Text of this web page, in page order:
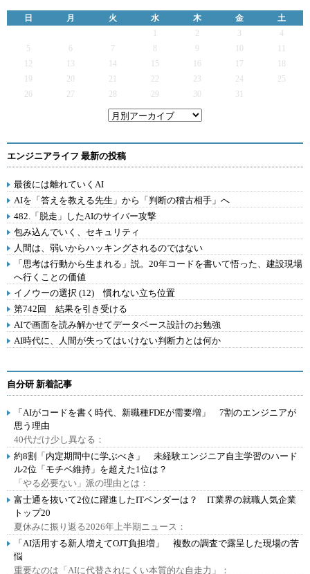
日 月 火 水 木 金
土
2 3
4
5
6 7 9
12
13 14 15 16 17
19
20 21 22 23 24
25
26
27 28 29 30 31
エンジニアライフ 最新の投稿
最後には離れていくAI
AIを「答えを教える先生」から「判断の稽古相手」へ
482.「脱走」したAIのサイバー攻撃
包み込んでいく、セキュリティ
人間は、弱いからハッキングされるのではない
「思考は行動から生まれる」説。20年コードを書いて悟った、建設現場
へ行くことの価値
イノウーの選択 (12) 慣れない立ち位置
第742回 結果を引き受ける
AIで画面を読み解かせてデータベース設計のお勉強
AI時代に、人間が失ってはいけない判断力とは何か
自分研 新着記事
「AIがコードを書く時代、新職種FDEが需要増」 7割のエンジニアが
思う理由
40代だけ少し異なる：
約8割「内定期間中に学ぶべき」 未経験エンジニア自主学習のハード
ル2位「モチベ維持」を超えた1位は？
「やる必要ない」派の理由とは：
富士通を抜いて2位に躍進したITベンダーは？ IT業界の就職人気企業
トップ20
夏休みに振り返る2026年上半期ニュース：
「AI活用する新人増えてOJT負担増」 複数の調査で露呈した現場の苦
悩
重要なのは「AIに代替されにくい本質的な自走力」：